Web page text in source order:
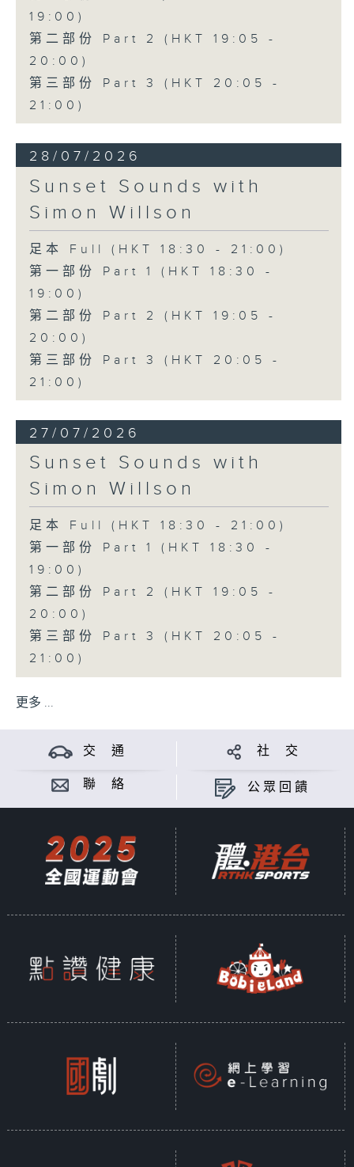
19:00)
第二部份 Part 2 (HKT 19:05 -
20:00)
第三部份 Part 3 (HKT 20:05 -
21:00)
28/07/2026
Sunset Sounds with
Simon Willson
足本 Full (HKT 18:30 - 21:00)
第一部份 Part 1 (HKT 18:30 -
19:00)
第二部份 Part 2 (HKT 19:05 -
20:00)
第三部份 Part 3 (HKT 20:05 -
21:00)
27/07/2026
Sunset Sounds with
Simon Willson
足本 Full (HKT 18:30 - 21:00)
第一部份 Part 1 (HKT 18:30 -
19:00)
第二部份 Part 2 (HKT 19:05 -
20:00)
第三部份 Part 3 (HKT 20:05 -
21:00)
更多 ...
交 通 社 交
聯 絡 公眾回饋